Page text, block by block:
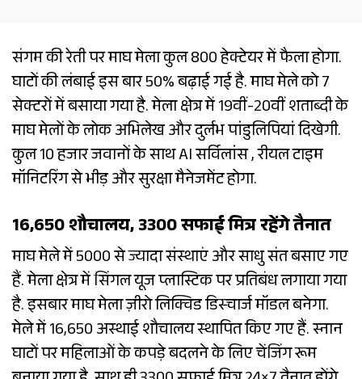
संगम की रेती पर माघ मेला कुल 800 हेक्टेयर में फैला होगा.
घाटों की लंबाई इस बार 50% बढ़ाई गई है. माघ मेले को 7
सेक्टरों में बसाया गया है. मेला क्षेत्र में 19वीं-20वीं शताब्दी के
माघ मेलों के लोक अभिलेख और दुर्लभ पांडुलिपियां दिखेगी.
कुल 10 हजार जवानों के साथ AI सर्विलांस , रीयल टाइम
मॉनिटरिंग से भीड़ और सुरक्षा मैनेजमेंट होगा.
16,650 शौचालय, 3300 सफाई मित्र रहेंगे तैनात
माघ मेले में 5000 से ज्यादा संस्थाएं और साधु संत बसाए गए
हैं. मेला क्षेत्र में सिंगल यूज प्लास्टिक पर प्रतिबंध लगाया गया
है. इसबार माघ मेला ज़ीरो लिक्विड डिस्चार्ज मॉडल बनेगा.
मेले में 16,650 अस्थाई शौचालय स्थापित किए गए हैं. स्नान
घाटों पर महिलाओं के कपड़े बदलने के लिए चेंजिंग रूम